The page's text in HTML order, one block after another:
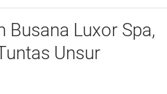
Luxor Spa,
Unsur